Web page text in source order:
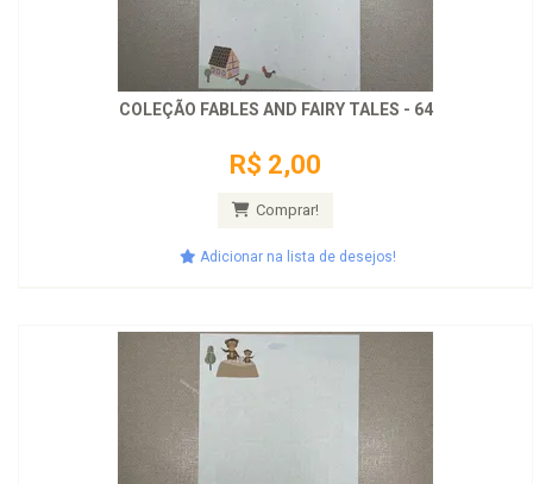
COLEÇÃO FABLES AND FAIRY TALES - 64
R$ 2,00
Comprar!
Adicionar na lista de desejos!